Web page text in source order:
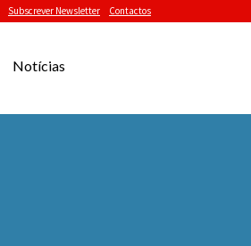
Subscrever Newsletter Contactos
Notícias